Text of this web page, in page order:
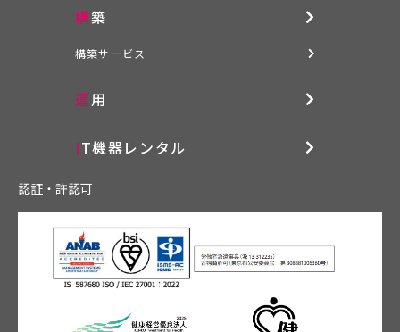
構築
構築サービス
運用
IT機器レンタル
認証・許認可